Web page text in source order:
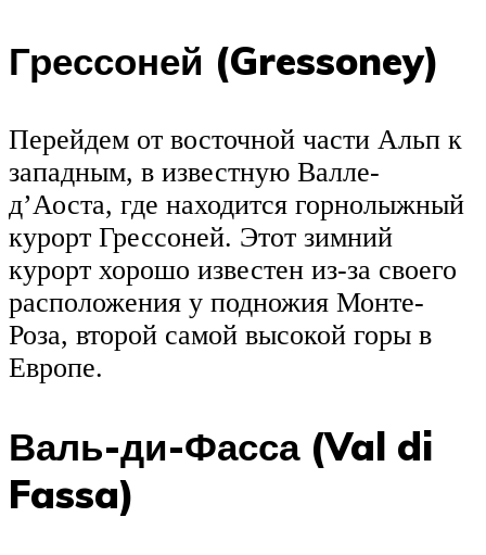
Грессоней (Gressoney)
Перейдем от восточной части Альп к
западным, в известную Валле-
д’Аоста, где находится горнолыжный
курорт Грессоней. Этот зимний
курорт хорошо известен из-за своего
расположения у подножия Монте-
Роза, второй самой высокой горы в
Европе.
Валь-ди-Фасса (Val di
Fassa)